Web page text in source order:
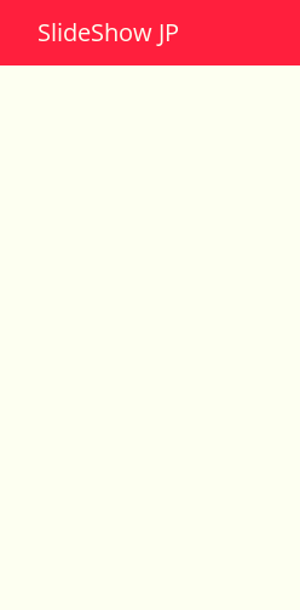
SlideShow JP